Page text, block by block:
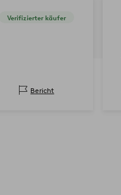
Verifizierter käufer
Bericht